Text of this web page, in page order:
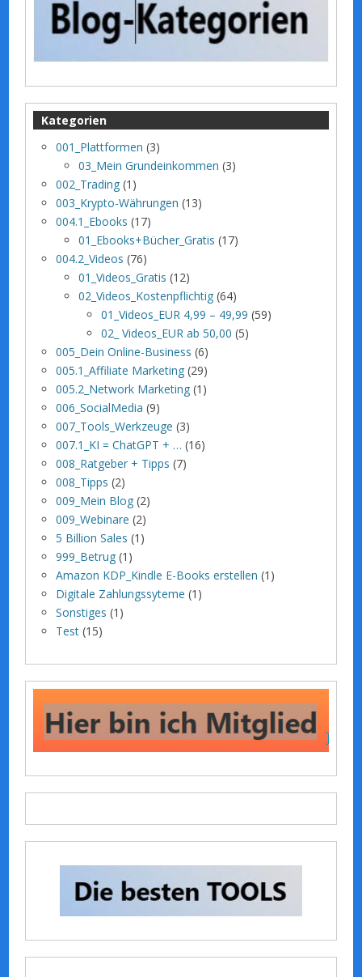
Kategorien
001_Plattformen (3)
03_Mein Grundeinkommen (3)
002_Trading (1)
003_Krypto-Währungen (13)
004.1_Ebooks (17)
01_Ebooks+Bücher_Gratis (17)
004.2_Videos (76)
01_Videos_Gratis (12)
02_Videos_Kostenpflichtig (64)
01_Videos_EUR 4,99 – 49,99 (59)
02_ Videos_EUR ab 50,00 (5)
005_Dein Online-Business (6)
005.1_Affiliate Marketing (29)
005.2_Network Marketing (1)
006_SocialMedia (9)
007_Tools_Werkzeuge (3)
007.1_KI = ChatGPT + … (16)
008_Ratgeber + Tipps (7)
008_Tipps (2)
009_Mein Blog (2)
009_Webinare (2)
5 Billion Sales (1)
999_Betrug (1)
Amazon KDP_Kindle E-Books erstellen (1)
Digitale Zahlungssyteme (1)
Sonstiges (1)
Test (15)